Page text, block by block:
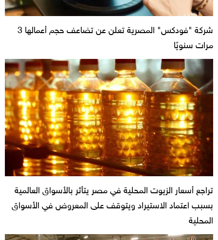
شركة "فودكس" المصرية تعلن عن تضاعف حجم أعمالها 3
مرات سنويًا
تراجع أسعار الزيوت المحلية في مصر يتأثر بالأسواق العالمية
بسبب اعتماد الاستيراد ويتوقف على المعروض في الأسواق
المحلية